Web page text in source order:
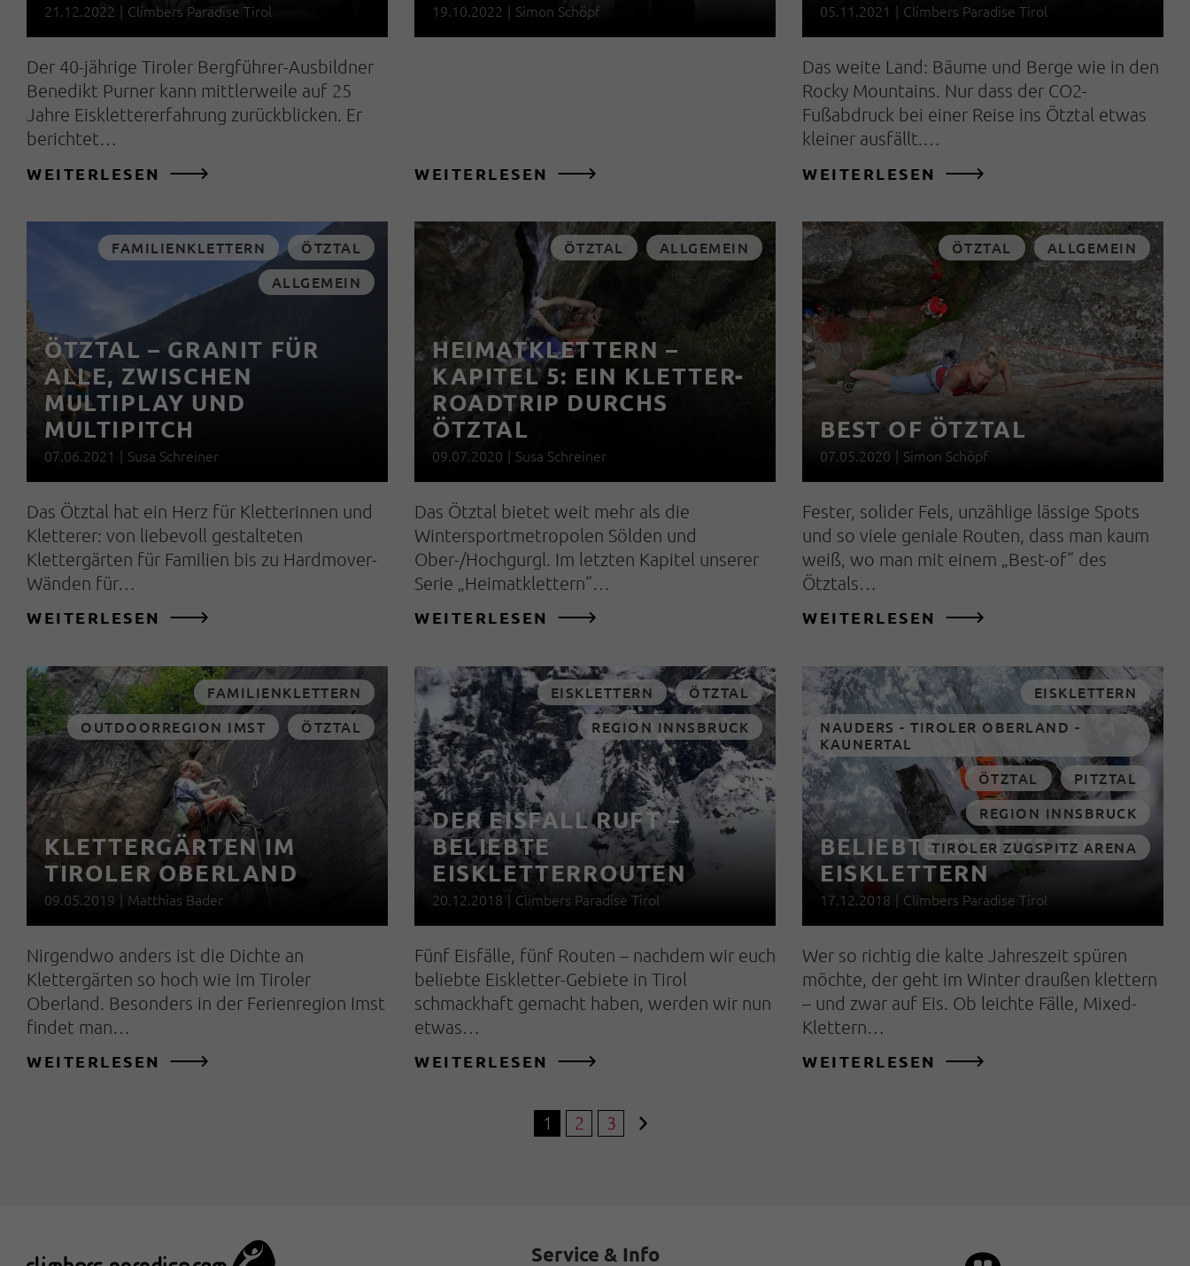
21.12.2022 | Climbers Paradise Tirol
Der 40-jährige Tiroler Bergführer-Ausbildner
Benedikt Purner kann mittlerweile auf 25
Jahre Eisklettererfahrung zurückblicken. Er
berichtet…
WEITERLESEN
19.10.2022 | Simon Schöpf
WEITERLESEN
05.11.2021 | Climbers Paradise Tirol
Das weite Land: Bäume und Berge wie in den
Rocky Mountains. Nur dass der CO2-
Fußabdruck bei einer Reise ins Ötztal etwas
kleiner ausfällt.…
WEITERLESEN
FAMILIENKLETTERN
ÖTZTAL
ALLGEMEIN
ÖTZTAL – GRANIT FÜR
ALLE, ZWISCHEN
MULTIPLAY UND
MULTIPITCH
07.06.2021 | Susa Schreiner
Das Ötztal hat ein Herz für Kletterinnen und
Kletterer: von liebevoll gestalteten
Klettergärten für Familien bis zu Hardmover-
Wänden für…
WEITERLESEN
ÖTZTAL ALLGEMEIN
HEIMATKLETTERN –
KAPITEL 5: EIN KLETTER-
ROADTRIP DURCHS
ÖTZTAL
09.07.2020 | Susa Schreiner
Das Ötztal bietet weit mehr als die
Wintersportmetropolen Sölden und
Ober-/Hochgurgl. Im letzten Kapitel unserer
Serie „Heimatklettern“…
WEITERLESEN
ÖTZTAL ALLGEMEIN
BEST OF ÖTZTAL
07.05.2020 | Simon Schöpf
Fester, solider Fels, unzählige lässige Spots
und so viele geniale Routen, dass man kaum
weiß, wo man mit einem „Best-of“ des
Ötztals…
WEITERLESEN
FAMILIENKLETTERN
OUTDOORREGION IMST
ÖTZTAL
KLETTERGÄRTEN IM
TIROLER OBERLAND
09.05.2019 | Matthias Bader
Nirgendwo anders ist die Dichte an
Klettergärten so hoch wie im Tiroler
Oberland. Besonders in der Ferienregion Imst
findet man…
WEITERLESEN
EISKLETTERN
ÖTZTAL
REGION INNSBRUCK
DER EISFALL RUFT –
BELIEBTE
EISKLETTERROUTEN
20.12.2018 | Climbers Paradise Tirol
Fünf Eisfälle, fünf Routen – nachdem wir euch
beliebte Eiskletter-Gebiete in Tirol
schmackhaft gemacht haben, werden wir nun
etwas…
WEITERLESEN
EISKLETTERN
NAUDERS - TIROLER OBERLAND -
KAUNERTAL
ÖTZTAL
PITZTAL
REGION INNSBRUCK
TIROLER ZUGSPITZ ARENA
BELIEBTE GEBIETE ZUM
EISKLETTERN
17.12.2018 | Climbers Paradise Tirol
Wer so richtig die kalte Jahreszeit spüren
möchte, der geht im Winter draußen klettern
– und zwar auf Eis. Ob leichte Fälle, Mixed-
Klettern…
WEITERLESEN
1 2 3
Service & Info